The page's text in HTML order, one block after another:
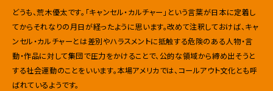
どうも、荒木優太です。「キャンセル・カルチャー」という言葉が日本に定着し
てからそれなりの月日が経ったように思います。改めて注釈しておけば、キャ
ンセル・カルチャーとは差別やハラスメントに抵触する危険のある人物・言
動・作品に対して集団で圧力をかけることで、公的な領域から締め出そうと
する社会運動のことをいいます。本場アメリカでは、コールアウト文化とも呼
ばれているようです。